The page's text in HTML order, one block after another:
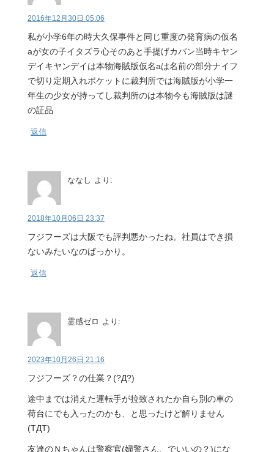
2016年12月30日 05:06
私が小学6年の時大久保事件と同じ重度の発育病の仮名
aが女の子イタズラ心そのあと手提げカバン当時キヤン
デイキヤンデイは本物海賊版仮名aは名前の部分ナイフ
で切り定期入れポケットに裁判所では海賊版が小学一
年生の少女が持ってし裁判所のは本物今も海賊版は謎
の証品
返信
ななし より:
2018年10月06日 23:37
フジフーズは大阪でも評判悪かったね。社員はでき損
ないみたいなのばっかり。
返信
霊感ゼロ より:
2023年10月26日 21:16
フジフーズ？の仕業？(?Д?)
途中までは消えた運転手が拉致されたか自ら別の車の
荷台にでも入ったのかも、と思ったけど解りません
(TДT)
友達のＮちゃんは警察官(婦警さん、でいいの？)にな